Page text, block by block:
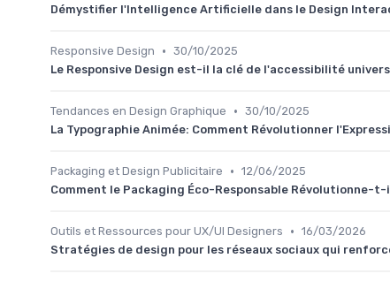
Démystifier l'Intelligence Artificielle dans le Design
Responsive Design • 30/10/2025
Le Responsive Design est-il la clé de l'accessibilité
Tendances en Design Graphique • 30/10/2025
La Typographie Animée: Comment Révolutionner
Packaging et Design Publicitaire • 12/06/2025
Comment le Packaging Éco-Responsable Révolutionne-
Outils et Ressources pour UX/UI Designers • 16/03/2026
Stratégies de design pour les réseaux sociaux qui